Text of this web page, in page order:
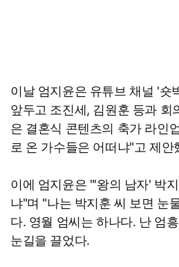
이날 엄지윤은 유튜브 채널 '숏
앞두고 조진세, 김원훈 등과 회
은 결혼식 콘텐츠의 축가 라인
로 온 가수들은 어떠냐"고 제안
이에 엄지윤은 "'왕의 남자' 박
냐"며 "나는 박지훈 씨 보면 눈
다. 영월 엄씨는 하나다. 난 엄
눈길을 끌었다.